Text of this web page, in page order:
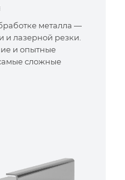
металла —
и лазерной резки.
и опытные
сложные